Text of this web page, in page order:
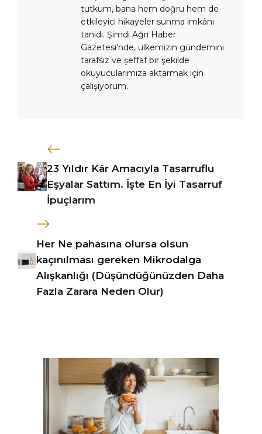
tutkum, bana hem doğru hem de
etkileyici hikayeler sunma imkânı
tanıdı. Şimdi Ağrı Haber
Gazetesi’nde, ülkemizin gündemini
tarafsız ve şeffaf bir şekilde
okuyucularımıza aktarmak için
çalışıyorum.
23 Yıldır Kâr Amacıyla Tasarruflu
Eşyalar Sattım. İşte En İyi Tasarruf
İpuçlarım
Her Ne pahasına olursa olsun
kaçınılması gereken Mikrodalga
Alışkanlığı (Düşündüğünüzden Daha
Fazla Zarara Neden Olur)